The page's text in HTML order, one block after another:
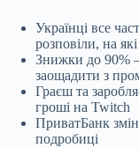
Українці все
розповіли, на
Знижки до 90%
заощадити з
Граєш та
гроші на Twitch
ПриватБанк
подробиці